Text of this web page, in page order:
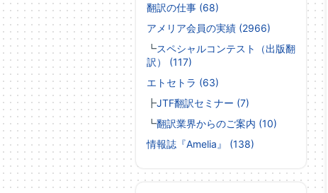
翻訳の仕事 (68)
アメリア会員の実績 (2966)
┗スペシャルコンテスト（出版翻
訳） (117)
エトセトラ (63)
┣JTF翻訳セミナー (7)
┗翻訳業界からのご案内 (10)
情報誌『Amelia』 (138)